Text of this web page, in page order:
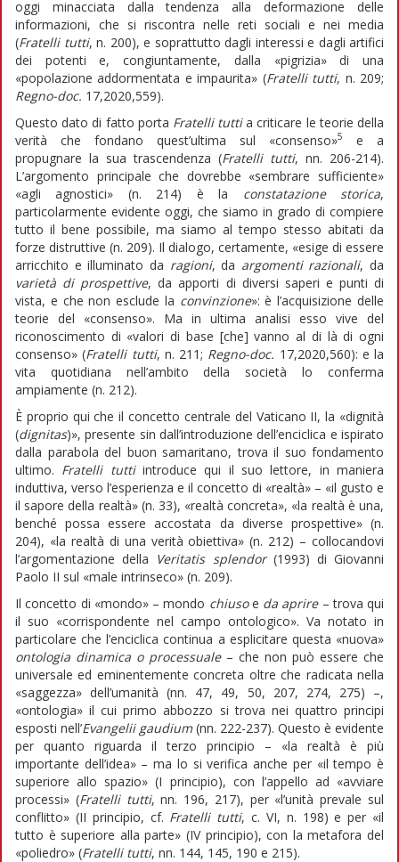
oggi minacciata dalla tendenza alla deformazione delle
informazioni, che si riscontra nelle reti sociali e nei media
(Fratelli tutti, n. 200), e soprattutto dagli interessi e dagli artifici
dei potenti e, congiuntamente, dalla «pigrizia» di una
«popolazione addormentata e impaurita» (Fratelli tutti, n. 209;
Regno-doc. 17,2020,559).
Questo dato di fatto porta Fratelli tuttia criticare le teorie della
verità che fondano quest’ultima sul «consenso»5
e a
propugnare la sua trascendenza (Fratelli tutti, nn. 206-214).
L’argomento principale che dovrebbe «sembrare sufficiente»
«agli agnostici» (n. 214) è la constatazione storica,
particolarmente evidente oggi, che siamo in grado di compiere
tutto il bene possibile, ma siamo al tempo stesso abitati da
forze distruttive (n. 209). Il dialogo, certamente, «esige di essere
arricchito e illuminato da ragioni, da argomenti razionali, da
varietà di prospettive, da apporti di diversi saperi e punti di
vista, e che non esclude la convinzione»: è l’acquisizione delle
teorie del «consenso». Ma in ultima analisi esso vive del
riconoscimento di «valori di base [che] vanno al di là di ogni
consenso» (Fratelli tutti, n. 211; Regno-doc. 17,2020,560): e la
vita quotidiana nell’ambito della società lo conferma
ampiamente (n. 212).
È proprio qui che il concetto centrale del Vaticano II, la «dignità
(dignitas)», presente sin dall’introduzione dell’enciclica e ispirato
dalla parabola del buon samaritano, trova il suo fondamento
ultimo. Fratelli tuttiintroduce qui il suo lettore, in maniera
induttiva, verso l’esperienza e il concetto di «realtà» – «il gusto e
il sapore della realtà» (n. 33), «realtà concreta», «la realtà è una,
benché possa essere accostata da diverse prospettive» (n.
204), «la realtà di una verità obiettiva» (n. 212) – collocandovi
l’argomentazione della Veritatis splendor(1993) di Giovanni
Paolo II sul «male intrinseco» (n. 209).
Il concetto di «mondo» – mondo chiusoe da aprire– trova qui
il suo «corrispondente nel campo ontologico». Va notato in
particolare che l’enciclica continua a esplicitare questa «nuova»
ontologia dinamica o processuale– che non può essere che
universale ed eminentemente concreta oltre che radicata nella
«saggezza» dell’umanità (nn. 47, 49, 50, 207, 274, 275) –,
«ontologia» il cui primo abbozzo si trova nei quattro principi
esposti nell’Evangelii gaudium(nn. 222-237). Questo è evidente
per quanto riguarda il terzo principio – «la realtà è più
importante dell’idea» – ma lo si verifica anche per «il tempo è
superiore allo spazio» (I principio), con l’appello ad «avviare
processi» (Fratelli tutti, nn. 196, 217), per «l’unità prevale sul
conflitto» (II principio, cf. Fratelli tutti, c. VI, n. 198) e per «il
tutto è superiore alla parte» (IV principio), con la metafora del
«poliedro» (Fratelli tutti, nn. 144, 145, 190 e 215).